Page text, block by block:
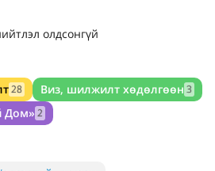
олдсонгүй
28 Виз, шилжилт хөдөлгөөн 3
Дом» 2